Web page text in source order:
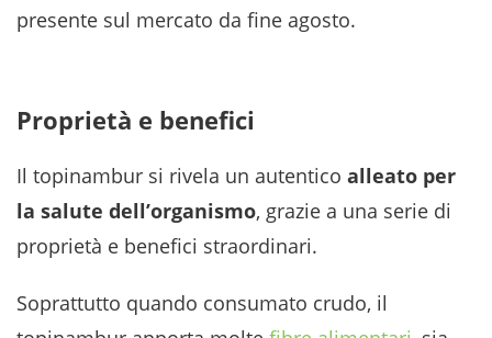
presente sul mercato da fine agosto.
Proprietà e benefici
Il topinambur si rivela un autentico alleato per
la salute dell’organismo, grazie a una serie di
proprietà e benefici straordinari.
Soprattutto quando consumato crudo, il